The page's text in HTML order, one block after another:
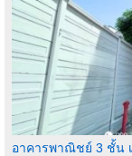
อาคารพาณิชย์ 3 ชั้น